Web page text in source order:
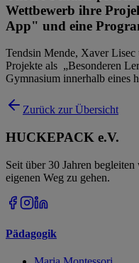
Wettbewerb ihre
App" und eine
Tendsin Mende, Xaver
Projekte als „Besonderen
Gymnasium innerhalb eines
Zurück zur Übersicht
HUCKEPACK e.V.
Seit über 30 Jahren
eigenen Weg zu gehen.
Pädagogik